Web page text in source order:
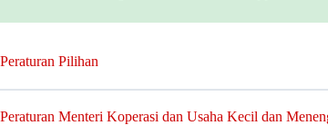
Peraturan Pilihan
Peraturan Menteri Koperasi dan Usaha Kecil dan